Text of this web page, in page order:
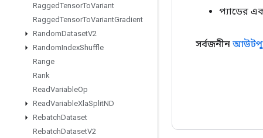
RaggedTensorToVariant
RaggedTensorToVariantGradient
RandomDatasetV2
RandomIndexShuffle
Range
Rank
ReadVariableOp
ReadVariableXlaSplitND
RebatchDataset
RebatchDatasetV2
প্যাডের
সর্বজনীন